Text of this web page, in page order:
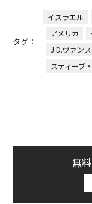
タグ：
イスラエル
アメリカ
J.D.ヴァンス
スティーブ
無